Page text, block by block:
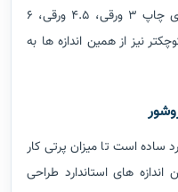
رایج سایزهای کاغذ در ایران ماشین های چاپ 3 ورقی، 4.5 ورقی، 6
نیز از همین اندازه ها به
ساده است تا میزان پرتی کار
های استاندارد طراحی